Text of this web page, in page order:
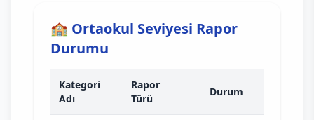
🏫 Ortaokul Seviyesi Rapor
Durumu
Kategori
Adı
Rapor
Türü
Durum